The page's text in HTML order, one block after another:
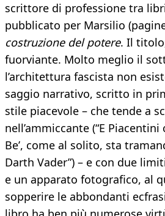
scrittore di professione tra
pubblicato per Marsilio
costruzione del potere. Il
fuorviante. Molto meglio il
l’architettura fascista non
saggio narrativo, scritto in
stile piacevole – che tende a
nell’ammiccante (“E
Be’, come al solito, sta
Darth Vader”) – e con due
e un apparato fotografico, al
sopperire le abbondanti